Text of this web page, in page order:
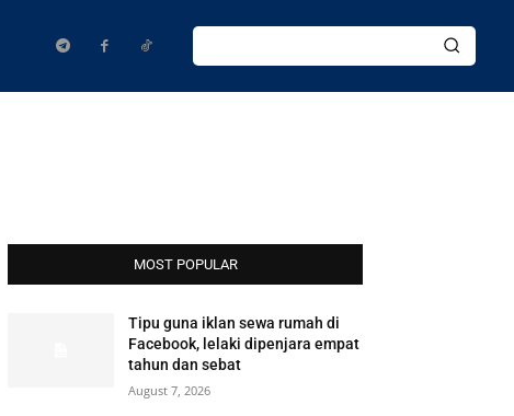
MOST POPULAR
Tipu guna iklan sewa rumah di
Facebook, lelaki dipenjara empat
tahun dan sebat
August 7, 2026